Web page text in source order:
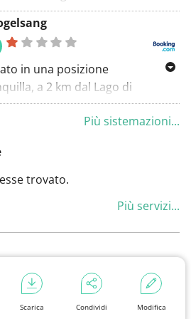
Scarica Condividi Modifica
di Neuenkirch
A2, a soli 12 km a
di Lucerna. Usufruirete inoltre
parcheggio gratuito.
in una posizione
a 2 km dal Lago di
questo hotel regala viste
sul lago e sulle Alpi
e una pista da bowling.
Più sistemazioni...
trovato.
Più servizi...